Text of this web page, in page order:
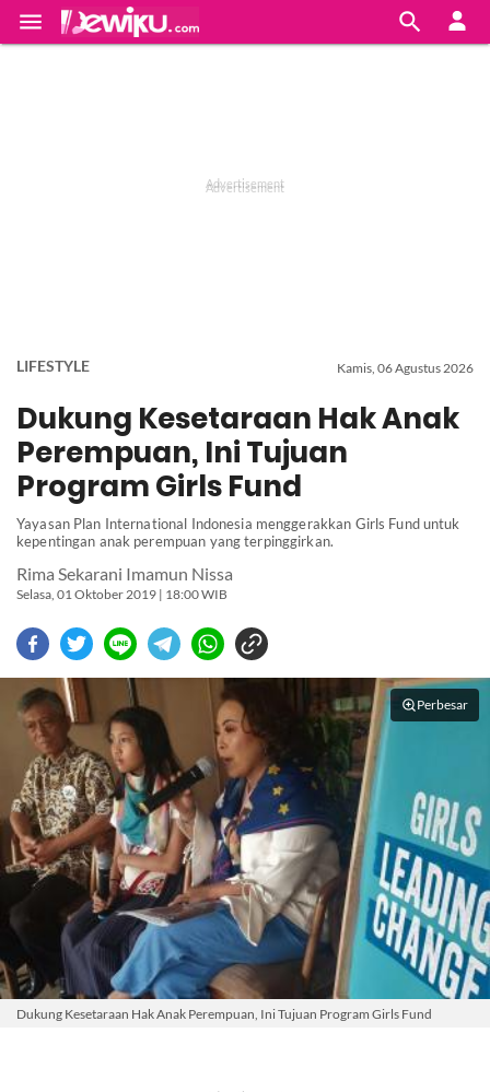
 
LIFESTYLE Kamis, 06 Agustus 2026
Dukung Kesetaraan Hak Anak
Perempuan, Ini Tujuan
Program Girls Fund
Yayasan Plan International Indonesia menggerakkan Girls Fund untuk
kepentingan anak perempuan yang terpinggirkan.
Rima Sekarani Imamun Nissa
Selasa, 01 Oktober 2019 | 18:00 WIB
Perbesar
Dukung Kesetaraan Hak Anak Perempuan, Ini Tujuan Program Girls Fund